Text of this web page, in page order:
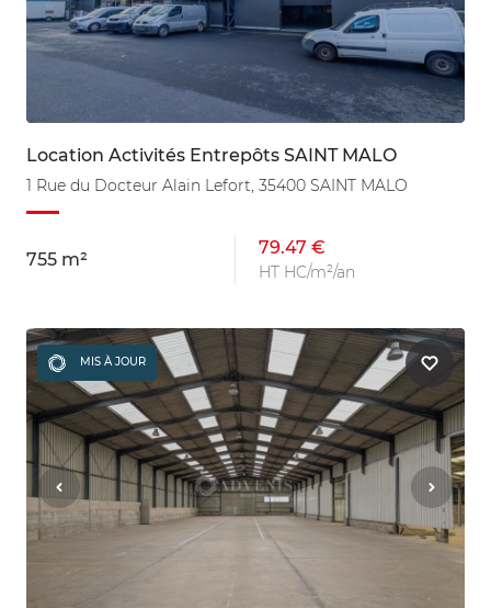
Location Activités Entrepôts SAINT MALO
1 Rue du Docteur Alain Lefort, 35400 SAINT MALO
755 m²
79.47 €
HT HC/m²/an
MIS À JOUR